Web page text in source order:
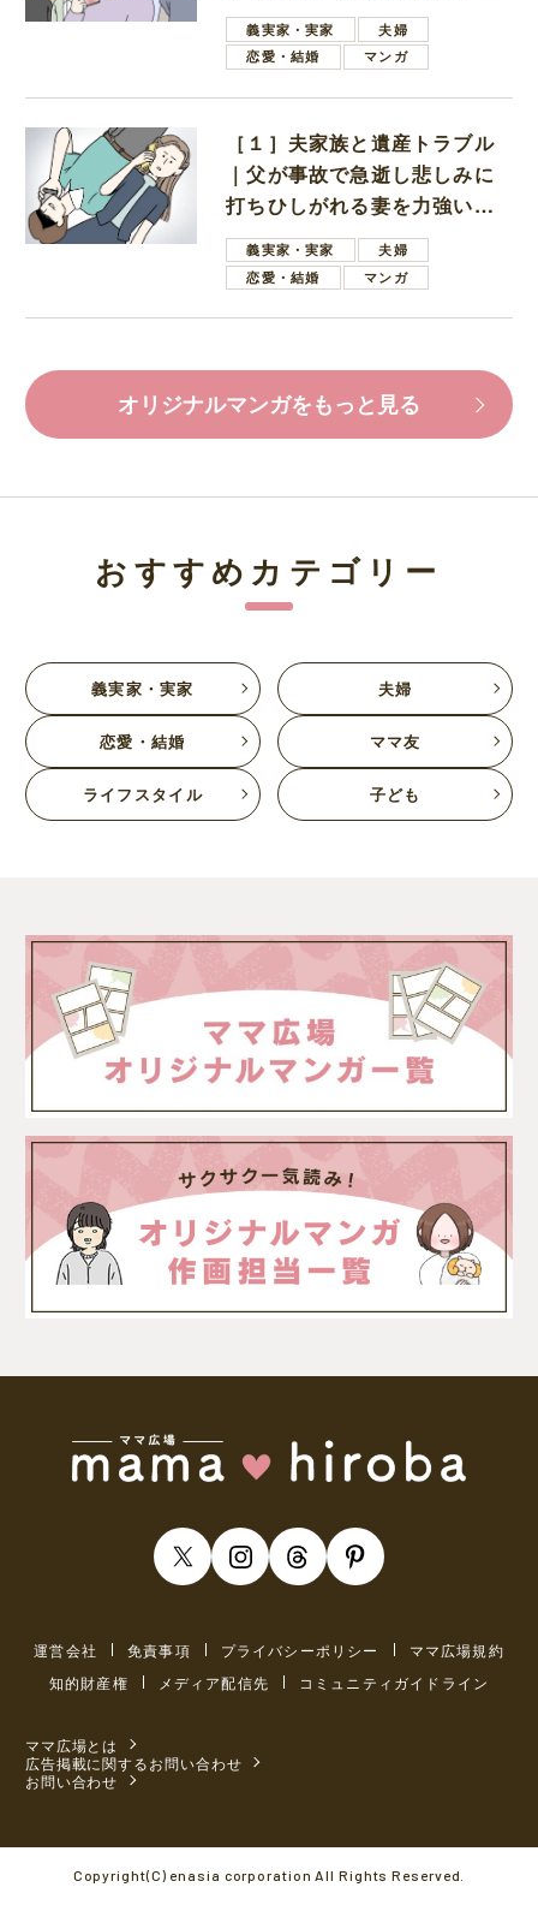
母義実家・実家
夫婦
恋愛・結婚
マンガ
［１］夫家族と遺産トラブル
｜父が事故で急逝し悲しみに
打ちひしがれる妻を力強い言
葉で励ます夫
義実家・実家
夫婦
恋愛・結婚
マンガ
オリジナルマンガをもっと見る
おすすめカテゴリー
義実家・実家 夫婦
恋愛・結婚 ママ友
ライフスタイル 子ども
運営会社 免責事項 プライバシーポリシー
ママ広場規約
知的財産権
メディア配信先 コミュニティガイドライン
ママ広場とは
広告掲載に関するお問い合わせ
お問い合わせ
Copyright(C) enasia corporation All Rights Reserved.